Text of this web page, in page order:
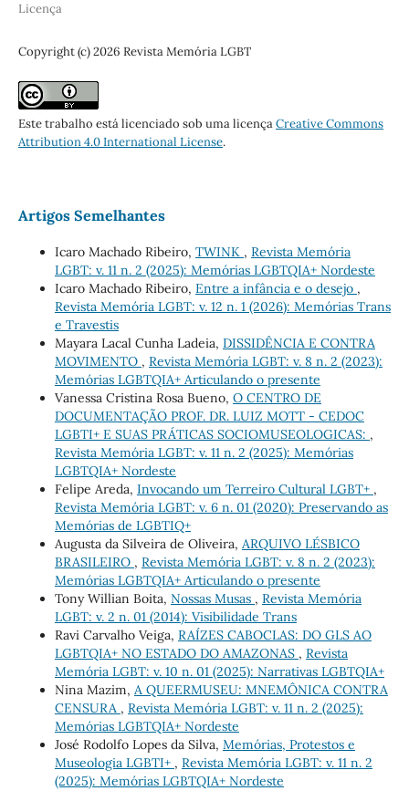
Licença
Copyright (c) 2026 Revista Memória LGBT
Este trabalho está licenciado sob uma licençaCreative Commons
Attribution 4.0 International License.
Artigos Semelhantes
Icaro Machado Ribeiro, TWINK , Revista Memória
LGBT: v. 11 n. 2 (2025): Memórias LGBTQIA+ Nordeste
Icaro Machado Ribeiro, Entre a infância e o desejo ,
Revista Memória LGBT: v. 12 n. 1 (2026): Memórias Trans
e Travestis
Mayara Lacal Cunha Ladeia, DISSIDÊNCIA E CONTRA
MOVIMENTO , Revista Memória LGBT: v. 8 n. 2 (2023):
Memórias LGBTQIA+ Articulando o presente
Vanessa Cristina Rosa Bueno, O CENTRO DE
DOCUMENTAÇÃO PROF. DR. LUIZ MOTT - CEDOC
LGBTI+ E SUAS PRÁTICAS SOCIOMUSEOLOGICAS: ,
Revista Memória LGBT: v. 11 n. 2 (2025): Memórias
LGBTQIA+ Nordeste
Felipe Areda, Invocando um Terreiro Cultural LGBT+ ,
Revista Memória LGBT: v. 6 n. 01 (2020): Preservando as
Memórias de LGBTIQ+
Augusta da Silveira de Oliveira, ARQUIVO LÉSBICO
BRASILEIRO , Revista Memória LGBT: v. 8 n. 2 (2023):
Memórias LGBTQIA+ Articulando o presente
Tony Willian Boita, Nossas Musas , Revista Memória
LGBT: v. 2 n. 01 (2014): Visibilidade Trans
Ravi Carvalho Veiga, RAÍZES CABOCLAS: DO GLS AO
LGBTQIA+ NO ESTADO DO AMAZONAS , Revista
Memória LGBT: v. 10 n. 01 (2025): Narrativas LGBTQIA+
Nina Mazim, A QUEERMUSEU: MNEMÔNICA CONTRA
CENSURA , Revista Memória LGBT: v. 11 n. 2 (2025):
Memórias LGBTQIA+ Nordeste
José Rodolfo Lopes da Silva, Memórias, Protestos e
Museologia LGBTI+ , Revista Memória LGBT: v. 11 n. 2
(2025): Memórias LGBTQIA+ Nordeste